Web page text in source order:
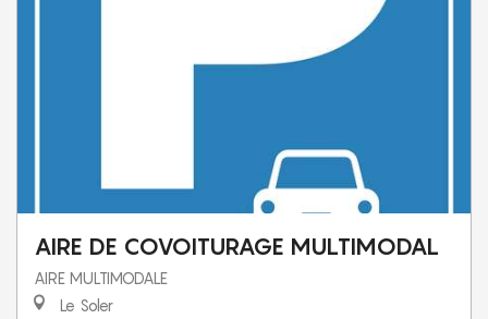
AIRE DE COVOITURAGE MULTIMODAL
AIRE MULTIMODALE
Le Soler